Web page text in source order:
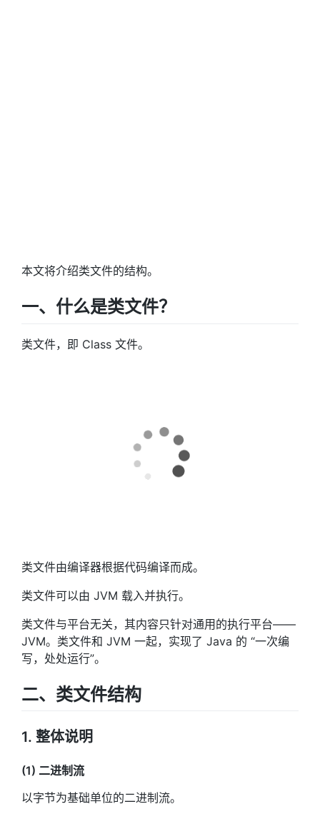
本文将介绍类文件的结构。
一、什么是类文件？
类文件，即 Class 文件。
类文件由编译器根据代码编译而成。
类文件可以由 JVM 载入并执行。
类文件与平台无关，其内容只针对通用的执行平台——
JVM。类文件和 JVM 一起，实现了 Java 的 “一次编
写，处处运行”。
二、类文件结构
1. 整体说明
(1) 二进制流
以字节为基础单位的二进制流。